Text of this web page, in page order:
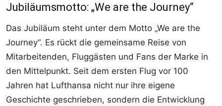
Jubiläumsmotto: „We are the Journey“
Das Jubiläum steht unter dem Motto „We are the
Journey“. Es rückt die gemeinsame Reise von
Mitarbeitenden, Fluggästen und Fans der Marke in
den Mittelpunkt. Seit dem ersten Flug vor 100
Jahren hat Lufthansa nicht nur ihre eigene
Geschichte geschrieben, sondern die Entwicklung